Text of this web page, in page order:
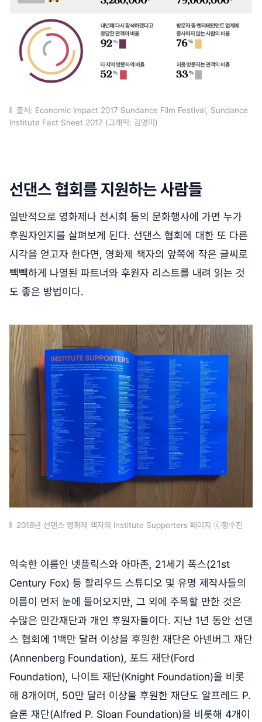
출처: Economic Impact 2017 Sundance Film Festival, Sundance
Institute Fact Sheet 2017 (그래픽: 김영미)
선댄스 협회를 지원하는 사람들
일반적으로 영화제나 전시회 등의 문화행사에 가면 누가
후원자인지를 살펴보게 된다. 선댄스 협회에 대한 또 다른
시각을 얻고자 한다면, 영화제 책자의 앞쪽에 작은 글씨로
빽빽하게 나열된 파트너와 후원자 리스트를 내려 읽는 것
도 좋은 방법이다.
2018년 선댄스 영화제 책자의 Institute Supporters 페이지 ⓒ황수진
익숙한 이름인 넷플릭스와 아마존, 21세기 폭스(21st
Century Fox) 등 할리우드 스튜디오 및 유명 제작사들의
이름이 먼저 눈에 들어오지만, 그 외에 주목할 만한 것은
수많은 민간재단과 개인 후원자들이다. 지난 1년 동안 선댄
스 협회에 1백만 달러 이상을 후원한 재단은 아넨버그 재단
(Annenberg Foundation), 포드 재단(Ford
Foundation), 나이트 재단(Knight Foundation)을 비롯
해 8개이며, 50만 달러 이상을 후원한 재단도 알프레드 P.
슬론 재단(Alfred P. Sloan Foundation)을 비롯해 4개이